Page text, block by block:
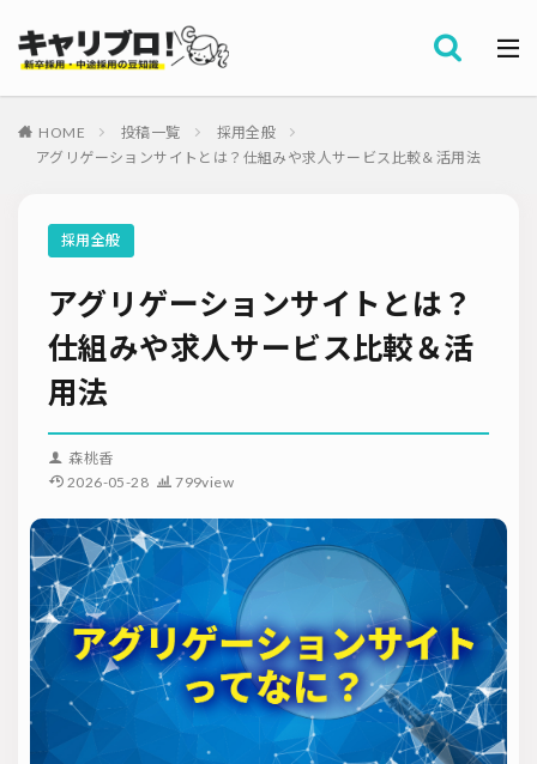
HOME 投稿一覧
採用全般
アグリゲーションサイトとは？仕組みや求人サービス比較＆活用法
採用全般
アグリゲーションサイトとは？
仕組みや求人サービス比較＆活
用法
森桃香
2026-05-28
799view
カテゴリー
タグ
就職サイト
ダイレクトリクルーティング
採用ノウハウ
採用ツール
採用計画
母集団の形成確保
エンジニア採用
採用イベント・合説
内定フォロー
内定辞退
採用コンサルティング
採用動向
Iターン・Uターン
適性検査
新人研修
ソーシャルリクルーティング
入社式
検索
労務・組織
メルマガ登録
お問い合わせ